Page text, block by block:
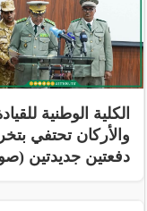
الكلية الوطنية
والأركان تحتفي
دفعتين جديدتين